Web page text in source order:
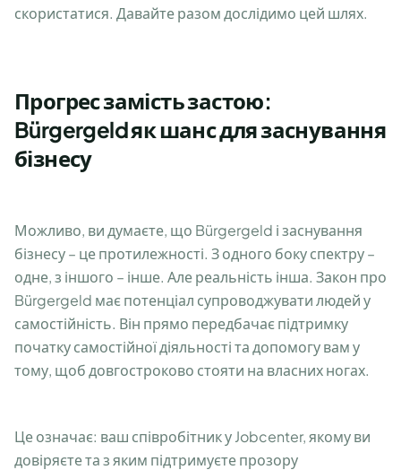
скористатися. Давайте разом дослідимо цей шлях.
Прогрес замість застою:
Bürgergeld як шанс для заснування
бізнесу
Можливо, ви думаєте, що Bürgergeld і заснування
бізнесу – це протилежності. З одного боку спектру –
одне, з іншого – інше. Але реальність інша. Закон про
Bürgergeld має потенціал супроводжувати людей у
самостійність. Він прямо передбачає підтримку
початку самостійної діяльності та допомогу вам у
тому, щоб довгостроково стояти на власних ногах.
Це означає: ваш співробітник у Jobcenter, якому ви
довіряєте та з яким підтримуєте прозору